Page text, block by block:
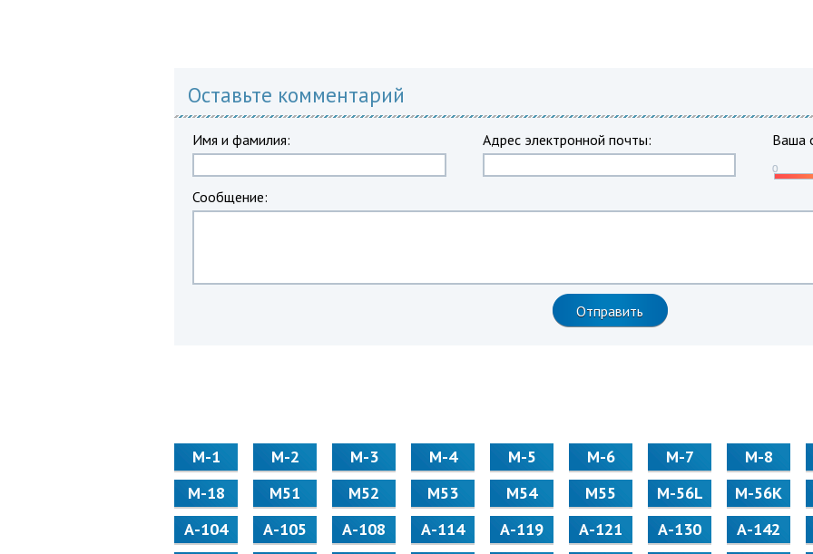
Оставьте комментарий
Имя и фамилия: Адрес электронной почты: Ваша
Сообщение:
М-1 М-2 М-3 М-4 М-5 М-6 М-7 М-8
М-18
М51 М52 М53 М54 М55 M-56L M-56K
А-104
А-105 А-108 А-114 А-119 А-121 А-130 А-142